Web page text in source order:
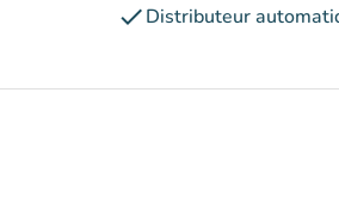
checkDistributeur